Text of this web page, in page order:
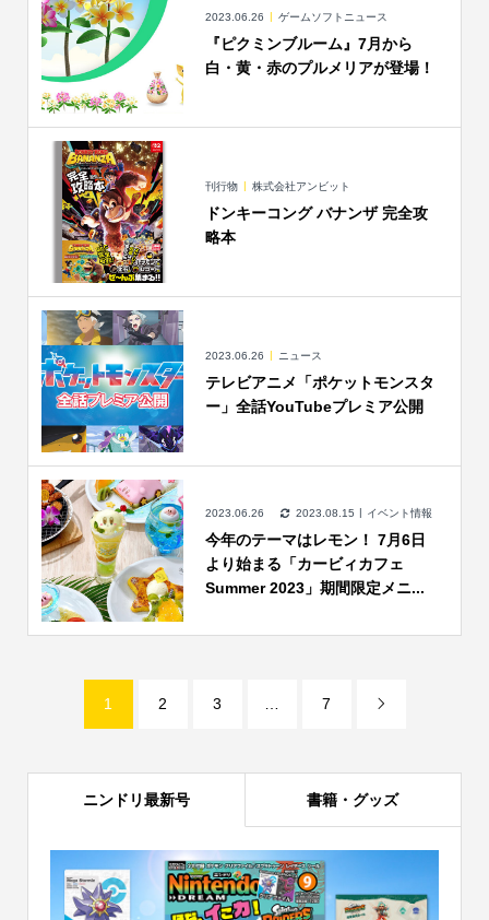
2023.06.26 ゲームソフトニュース
『ピクミンブルーム』7月から
白・黄・赤のプルメリアが登場！
刊行物 株式会社アンビット
ドンキーコング バナンザ 完全攻
略本
2023.06.26 ニュース
テレビアニメ「ポケットモンスタ
ー」全話YouTubeプレミア公開
2023.06.26 2023.08.15 イベント情報
今年のテーマはレモン！ 7月6日
より始まる「カービィカフェ
Summer 2023」期間限定メニ...
1 2 3 7 
ニンドリ最新号 書籍・グッズ